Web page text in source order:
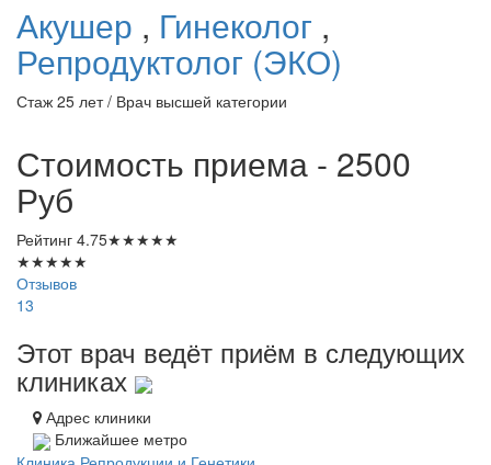
Акушер , Гинеколог ,
Репродуктолог (ЭКО)
Стаж 25 лет / Врач высшей категории
Стоимость приема - 2500
Руб
Рейтинг 4.75★★★★★
★★★★★
Отзывов
13
Этот врач ведёт приём в следующих
клиниках
Адрес клиники
Ближайшее метро